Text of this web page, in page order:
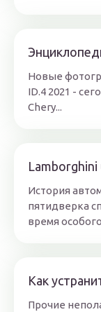
Новые
ID.4 2021 -
Chery...
Lamborghini
История
пятидверка
время
Как
Прочие